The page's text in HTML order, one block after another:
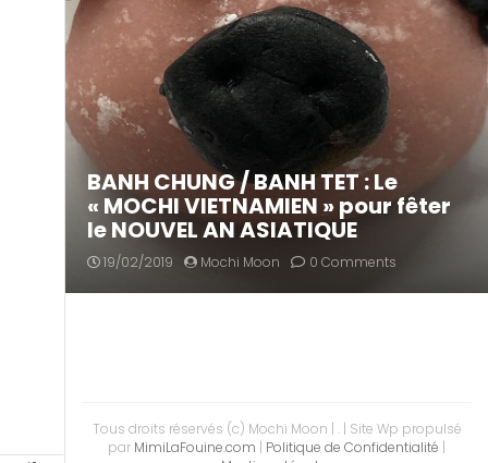
BANH CHUNG / BANH TET : Le
« MOCHI VIETNAMIEN » pour fêter
le NOUVEL AN ASIATIQUE
19/02/2019 Mochi Moon 0 Comments
Tous droits réservés (c) Mochi Moon | . | Site Wp propulsé
par MimiLaFouine.com | Politique de Confidentialité |